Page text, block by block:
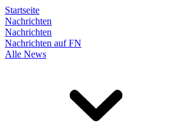
Startseite
Nachrichten
Nachrichten
Nachrichten auf FN
Alle News